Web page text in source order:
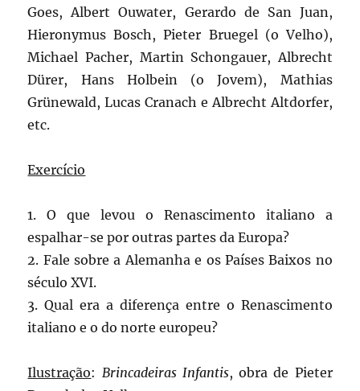
Goes, Albert Ouwater, Gerardo de San Juan,
Hieronymus Bosch, Pieter Bruegel (o Velho),
Michael Pacher, Martin Schongauer, Albrecht
Dürer, Hans Holbein (o Jovem), Mathias
Grünewald, Lucas Cranach e Albrecht Altdorfer,
etc.
Exercício
1. O que levou o Renascimento italiano a
espalhar-se por outras partes da Europa?
2. Fale sobre a Alemanha e os Países Baixos no
século XVI.
3. Qual era a diferença entre o Renascimento
italiano e o do norte europeu?
Ilustração: Brincadeiras Infantis, obra de Pieter